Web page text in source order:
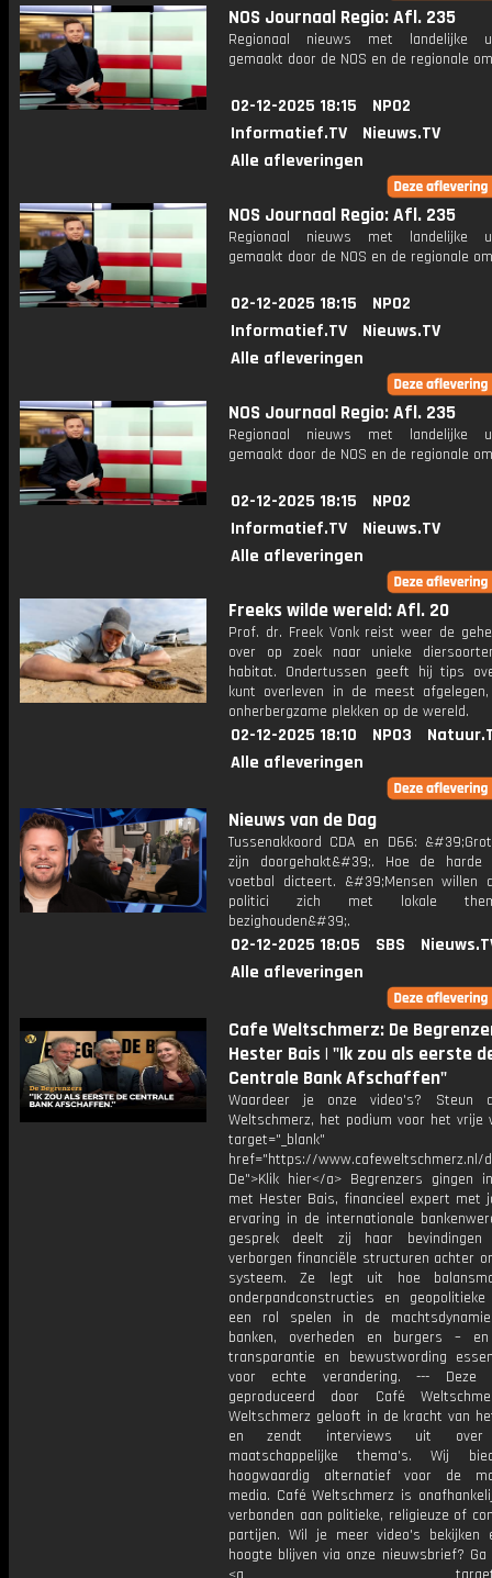
NOS Journaal Regio: Afl. 235
Regionaal nieuws met landelijke
gemaakt door de NOS en de regionale
02-12-2025 18:15
NPO2
Informatief.TV
Nieuws.TV
Alle afleveringen
NOS Journaal Regio: Afl. 235
Regionaal nieuws met landelijke
gemaakt door de NOS en de regionale
02-12-2025 18:15
NPO2
Informatief.TV
Nieuws.TV
Alle afleveringen
NOS Journaal Regio: Afl. 235
Regionaal nieuws met landelijke
gemaakt door de NOS en de regionale
02-12-2025 18:15
NPO2
Informatief.TV
Nieuws.TV
Alle afleveringen
Freeks wilde wereld: Afl. 20
Prof. dr. Freek Vonk reist weer de
over op zoek naar unieke
habitat. Ondertussen geeft hij tips
kunt overleven in de meest
onherbergzame plekken op de wereld.
02-12-2025 18:10 NPO3
Alle afleveringen
Nieuws van de Dag
Tussenakkoord CDA en D66:
zijn doorgehakt&#39;. Hoe de
voetbal dicteert. &#39;Mensen willen
politici zich met lokale
bezighouden&#39;.
02-12-2025 18:05 SBS
Alle afleveringen
Cafe Weltschmerz: De
Hester Bais | "Ik zou als eerste
Centrale Bank Afschaffen"
Waardeer je onze video's? Steun
Weltschmerz, het podium voor het vrije
target="_blank"
href="https://www.cafeweltschmerz.nl/
De">Klik hier</a> Begrenzers gingen
met Hester Bais, financieel expert met
ervaring in de internationale
gesprek deelt zij haar
verborgen financiële structuren achter
systeem. Ze legt uit hoe
onderpandconstructies en geopolitieke
een rol spelen in de
banken, overheden en burgers –
transparantie en bewustwording
voor echte verandering. --- Deze
geproduceerd door Café
Weltschmerz gelooft in de kracht van
en zendt interviews uit over
maatschappelijke thema's. Wij
hoogwaardig alternatief voor de
media. Café Weltschmerz is
verbonden aan politieke, religieuze of
partijen. Wil je meer video's bekijken
hoogte blijven via onze nieuwsbrief? Ga